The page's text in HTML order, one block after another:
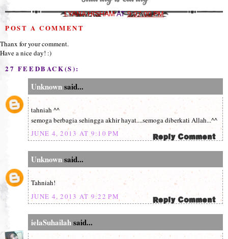
LYANA HISHAMAT9:07:00 PM
POST A COMMENT
Thanx for your comment.
Have a nice day! :)
27 FEEDBACK(S):
Unknownsaid...
tahniah ^^
semoga berbagia sehingga akhir hayat....semoga diberkati Allah...^^
JUNE 4, 2013 AT 9:10 PM
Unknownsaid...
Tahniah!
JUNE 4, 2013 AT 9:22 PM
ielaSuhailahsaid...